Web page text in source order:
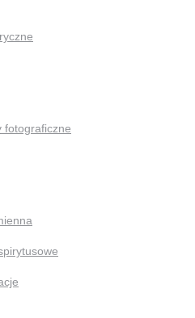
fotograficzne